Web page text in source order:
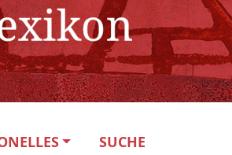
SUCHE